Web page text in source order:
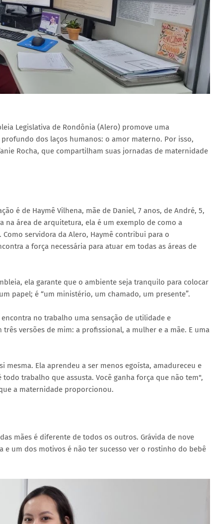
Legislativa de Rondônia (Alero) promove uma
dos laços humanos: o amor materno. Por isso,
Rocha, que compartilham suas jornadas de maternidade
é de Haymê Vilhena, mãe de Daniel, 7 anos, de André, 5,
na área de arquitetura, ela é um exemplo de como a
servidora da Alero, Haymê contribui para o
a força necessária para atuar em todas as áreas de
ela garante que o ambiente seja tranquilo para colocar
papel; é “um ministério, um chamado, um presente”.
no trabalho uma sensação de utilidade e
versões de mim: a profissional, a mulher e a mãe. E uma
mesma. Ela aprendeu a ser menos egoísta, amadureceu e
trabalho que assusta. Você ganha força que não tem",
a maternidade proporcionou.
mães é diferente de todos os outros. Grávida de nove
um dos motivos é não ter sucesso ver o rostinho do bebê